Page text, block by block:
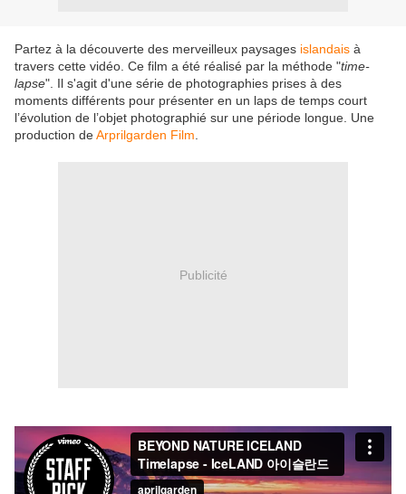
Partez à la découverte des merveilleux paysages islandais à
travers cette vidéo. Ce film a été réalisé par la méthode "time-
lapse". Il s'agit d'une série de photographies prises à des
moments différents pour présenter en un laps de temps court
l’évolution de l’objet photographié sur une période longue. Une
production deArprilgarden Film
Publicité